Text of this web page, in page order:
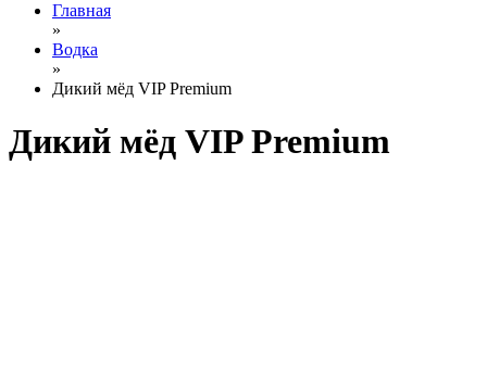
Главная
»
Водка
»
Дикий мёд VIP Premium
Дикий мёд VIP Premium